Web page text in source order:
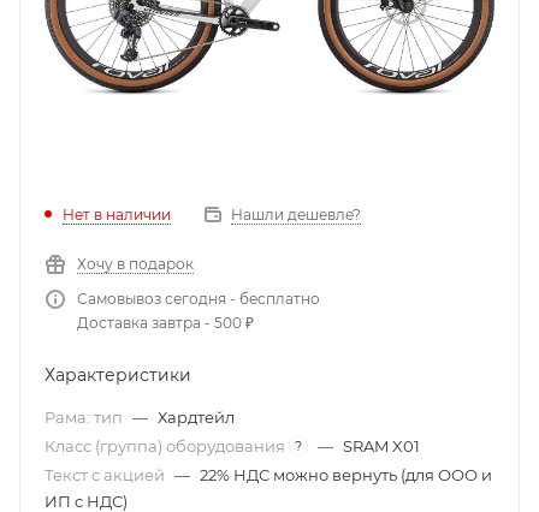
Нет в наличии Нашли дешевле?
Хочу в подарок
Самовывоз сегодня - бесплатно
Доставка завтра - 500 ₽
Характеристики
Рама: тип — Хардтейл
Класс (группа) оборудования
? — SRAM X01
Текст с акцией — 22% НДС можно вернуть (для ООО и
ИП с НДС)